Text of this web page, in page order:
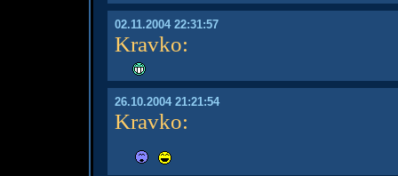
02.11.2004 22:31:57
Kravko:
26.10.2004 21:21:54
Kravko: